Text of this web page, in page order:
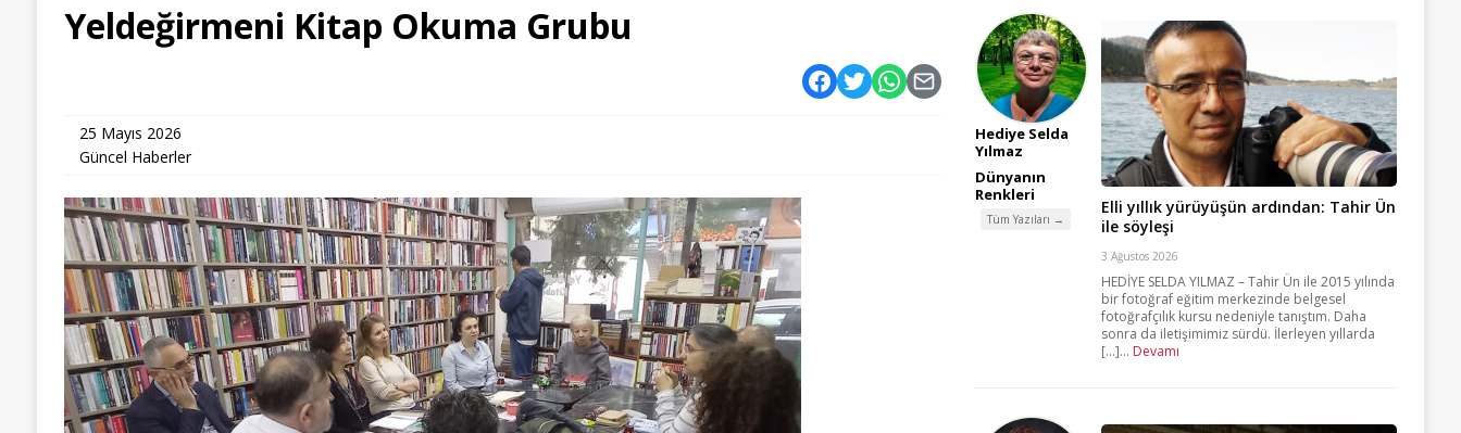
Yeldeğirmeni Kitap Okuma Grubu
25 Mayıs 2026
Güncel Haberler
Hediye Selda
Yılmaz
Dünyanın
Renkleri
Tüm Yazıları →
Elli yıllık yürüyüşün ardından: Tahir Ün
ile söyleşi
3 Ağustos 2026
HEDİYE SELDA YILMAZ – Tahir Ün ile 2015 yılında
bir fotoğraf eğitim merkezinde belgesel
fotoğrafçılık kursu nedeniyle tanıştım. Daha
sonra da iletişimimiz sürdü. İlerleyen yıllarda
[...]... Devamı